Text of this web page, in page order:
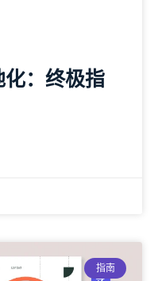
：终极指
指南